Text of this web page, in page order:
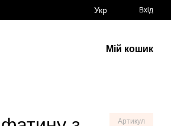
Укр Вхід
Мій кошик
Артикул